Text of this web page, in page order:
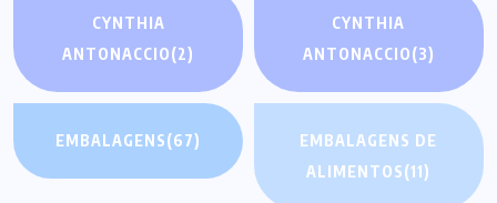
CYNTHIA
ANTONACCIO(2)
CYNTHIA
ANTONACCIO(3)
EMBALAGENS(67)
EMBALAGENS DE
ALIMENTOS(11)